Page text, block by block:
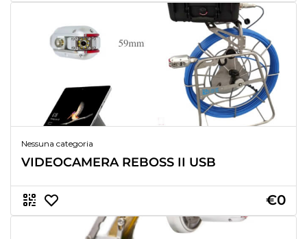
Nessuna categoria
VIDEOCAMERA REBOSS II USB
€0